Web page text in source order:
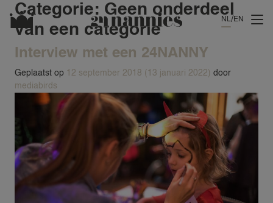
NL EN
Categorie: Geen onderdeel
van een categorie
Interview met een 24NANNY
Geplaatst op 12 september 2018 (13 januari 2022) door
mediabirds